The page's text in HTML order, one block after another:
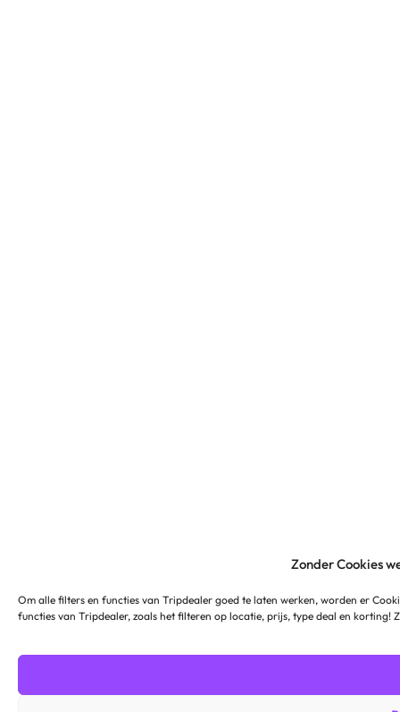
Zonder Cookies
Om alle filters en functies van Tripdealer goed te laten werken, worden er
functies van Tripdealer, zoals het filteren op locatie, prijs, type deal en